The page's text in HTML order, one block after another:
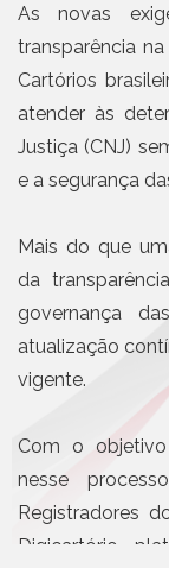
As novas
transparência
Cartórios
atender às
Justiça (CNJ)
e a segurança
Mais do que
da
governança
atualização
vigente.
Com o
nesse
Registradores
Digicartório,